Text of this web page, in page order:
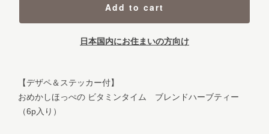
Add to cart
日本国内にお住まいの方向け
【デザペ＆ステッカー付】
おめかしほっぺの ビタミンタイム ブレンドハーブティー
（6p入り）